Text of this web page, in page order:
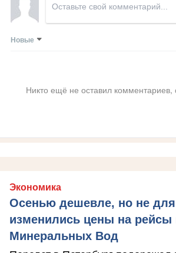
Новые
Никто ещё не оставил комментариев,
Экономика
Осенью дешевле, но не для
изменились цены на рейсы
Минеральных Вод